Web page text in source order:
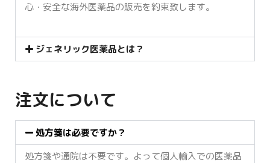
心・安全な海外医薬品の販売を約束致します。
ジェネリック医薬品とは？
注文について
処方箋は必要ですか？
処方箋や通院は不要です。よって個人輸入での医薬品